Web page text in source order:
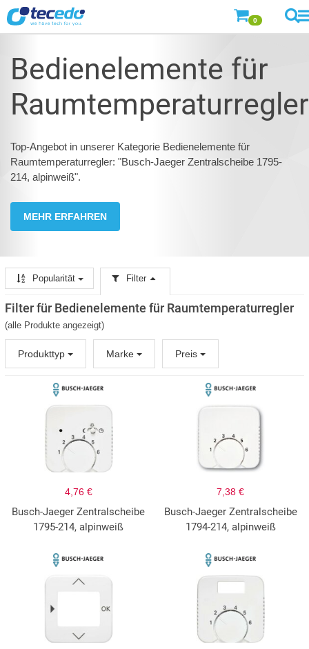
0
Bedienelemente für
Raumtemperaturregler
Top-Angebot in unserer Kategorie Bedienelemente für
Raumtemperaturregler: "Busch-Jaeger Zentralscheibe 1795-
214, alpinweiß".
MEHR ERFAHREN
Popularität Filter
Filter für Bedienelemente für Raumtemperaturregler
(alle Produkte angezeigt)
Produkttyp Marke Preis
4,76 €
Busch-Jaeger Zentralscheibe
1795-214, alpinweiß
7,38 €
Busch-Jaeger Zentralscheibe
1794-214, alpinweiß